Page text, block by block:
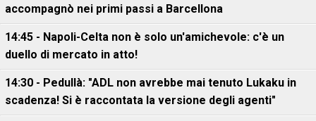
accompagnò nei primi passi a Barcellona
14:45 - Napoli-Celta non è solo un'amichevole: c'è un
duello di mercato in atto!
14:30 - Pedullà: "ADL non avrebbe mai tenuto Lukaku in
scadenza! Si è raccontata la versione degli agenti"